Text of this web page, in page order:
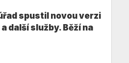
spustil novou verzi
další služby. Běží na